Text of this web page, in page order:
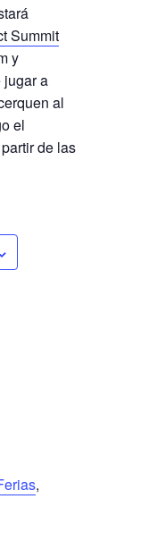
Summit
y
jugar a
al
el
de las
,